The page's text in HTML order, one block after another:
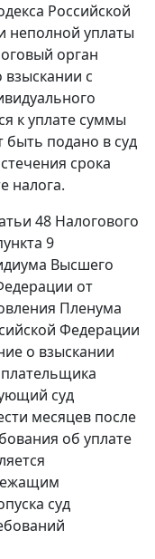
Российской
неполной уплаты
орган
взыскании с
к уплате суммы
быть подано в суд
срока
налога.
48 Налогового
9
Высшего
от
Пленума
Федерации
о взыскании
суд
месяцев после
об уплате
суд